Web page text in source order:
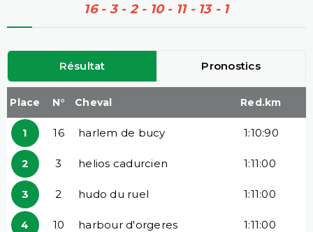
16 - 3 - 2 - 10 - 11 - 13 - 1
Résultat Pronostics
Place N° Cheval Red.km
1 16 harlem de bucy 1:10:90
2 3 helios cadurcien 1:11:00
3 2 hudo du ruel 1:11:00
4 10 harbour d'orgeres 1:11:00